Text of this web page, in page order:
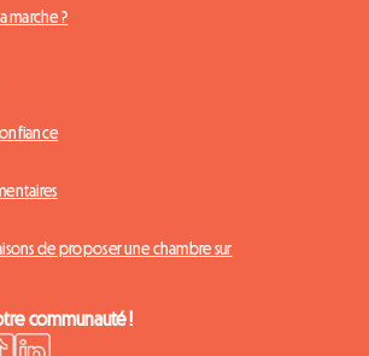
marche ?
de proposer une chambre sur
communauté !